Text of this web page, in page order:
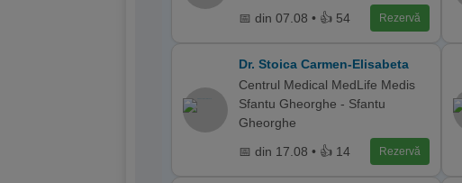
📅 din 07.08 • 👍 54
Rezervă
Dr. Stoica Carmen-Elisabeta
Centrul Medical MedLife Medis
Sfantu Gheorghe - Sfantu
Gheorghe
📅 din 17.08 • 👍 14
Rezervă